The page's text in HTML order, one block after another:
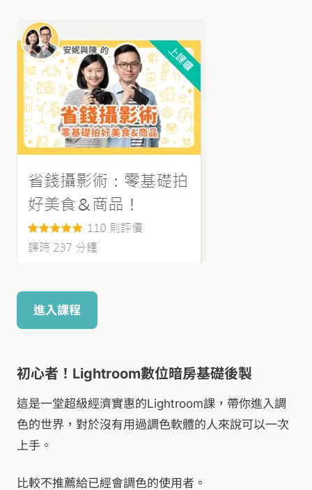
進入課程
初心者！Lightroom數位暗房基礎後製
這是一堂超級經濟實惠的Lightroom課，帶你進入調
色的世界，對於沒有用過調色軟體的人來說可以一次
上手。
比較不推薦給已經會調色的使用者。